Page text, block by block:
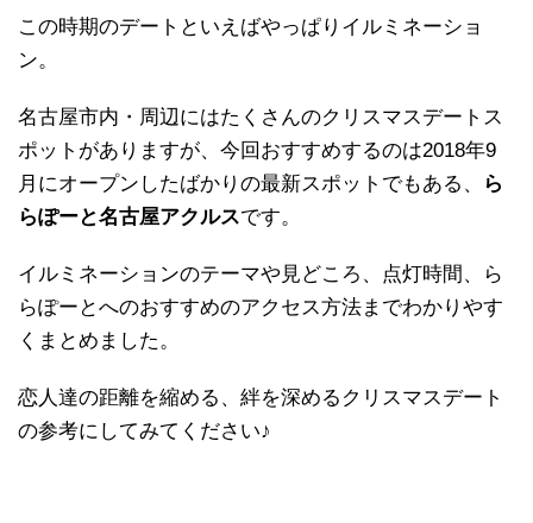
この時期のデートといえばやっぱりイルミネーショ
ン。
名古屋市内・周辺にはたくさんのクリスマスデートス
ポットがありますが、今回おすすめするのは2018年9
月にオープンしたばかりの最新スポットでもある、
ら
らぽーと名古屋アクルスです。
イルミネーションのテーマや見どころ、点灯時間、ら
らぽーとへのおすすめのアクセス方法までわかりやす
くまとめました。
恋人達の距離を縮める、絆を深めるクリスマスデート
の参考にしてみてください♪